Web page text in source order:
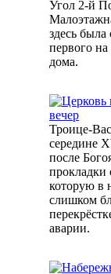
Угол 2-й
здесь была
первого
дома.
Троице-
середине
после
прокладки
которую в
слишком
аварии.